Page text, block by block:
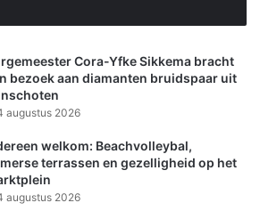
Cora-Yfke Sikkema bracht
bezoek aan diamanten bruidspaar uit
augustus 2026
welkom: Beachvolleybal,
terrassen en gezelligheid op het
augustus 2026